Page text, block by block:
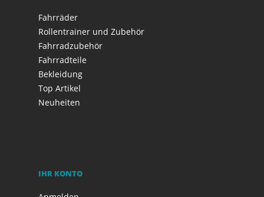
Fahrräder
Rollentrainer und Zubehör
Fahrradzubehör
Fahrradteile
Bekleidung
Top Artikel
Neuheiten
IHR KONTO